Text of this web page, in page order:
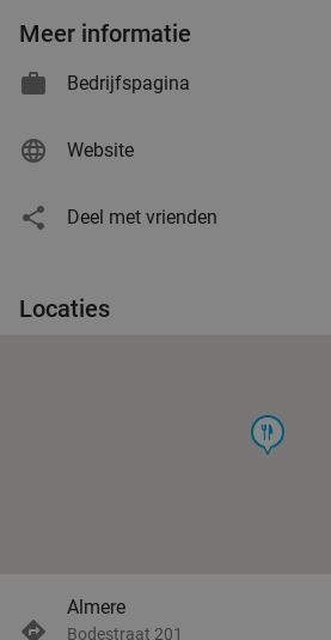
Meer informatie
Bedrijfspagina
Website
Deel met vrienden
Locaties
food
Almere
Bodestraat 201